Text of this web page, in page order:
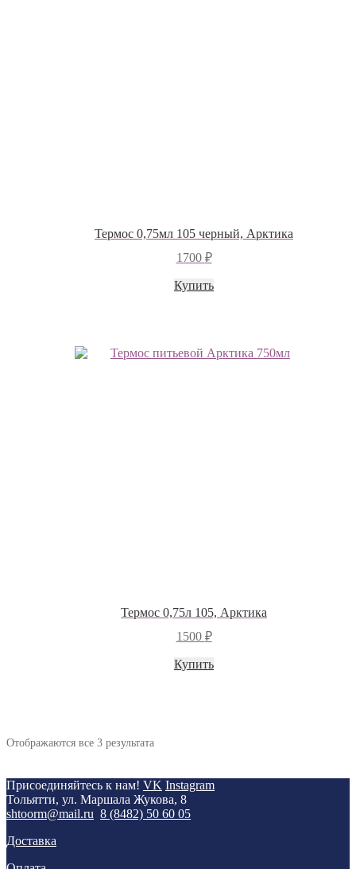
Термос 0,75мл 105 черный, Арктика
1700 ₽
Купить
Термос 0,75л 105, Арктика
1500 ₽
Купить
Отображаются все 3 результата
Присоединяйтесь к нам! VK Instagram
Тольятти, ул. Маршала Жукова, 8
shtoorm@mail.ru 8 (8482) 50 60 05
Доставка